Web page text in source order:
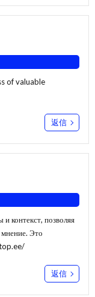
of valuable
返信
и контекст, позволяя
мнение. Это
返信